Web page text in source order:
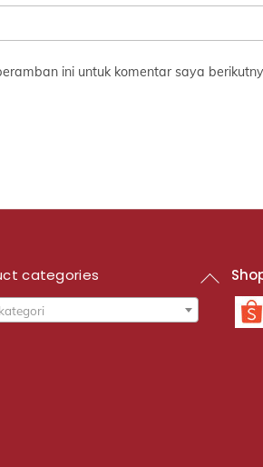
ini untuk komentar saya
Back
categories